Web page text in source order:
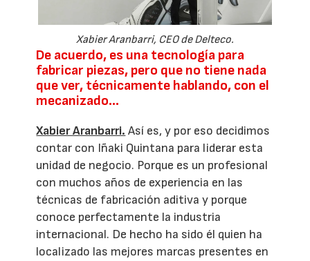
Xabier Aranbarri, CEO de Delteco.
De acuerdo, es una tecnología para
fabricar piezas, pero que no tiene nada
que ver, técnicamente hablando, con el
mecanizado...
Xabier Aranbarri. Así es, y por eso decidimos
contar con Iñaki Quintana para liderar esta
unidad de negocio. Porque es un profesional
con muchos años de experiencia en las
técnicas de fabricación aditiva y porque
conoce perfectamente la industria
internacional. De hecho ha sido él quien ha
localizado las mejores marcas presentes en